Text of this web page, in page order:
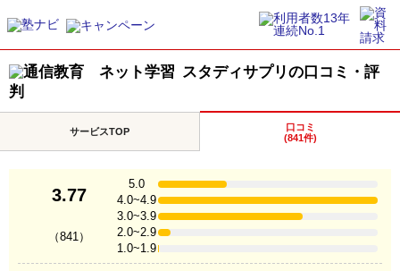
スタディサプリの口コミ・評
判
サービスTOP
口コミ
(841件)
3.77
（841）
5.0
4.0~4.9
3.0~3.9
2.0~2.9
1.0~1.9